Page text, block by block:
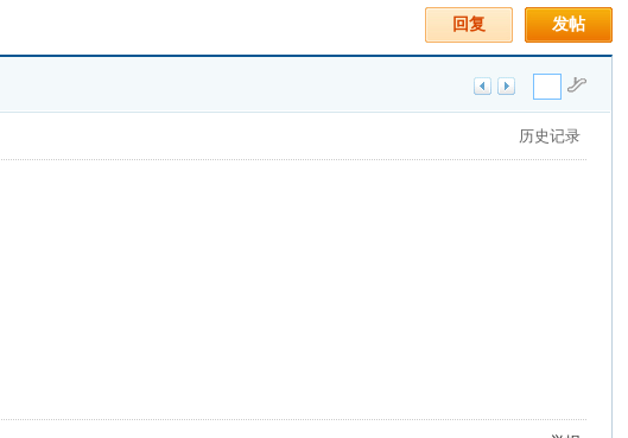
发帖
回复
历史记录